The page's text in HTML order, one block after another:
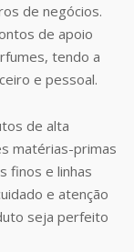
de negócios.
de apoio
tendo a
e pessoal.
de alta
matérias-primas
finos e linhas
e atenção
seja perfeito